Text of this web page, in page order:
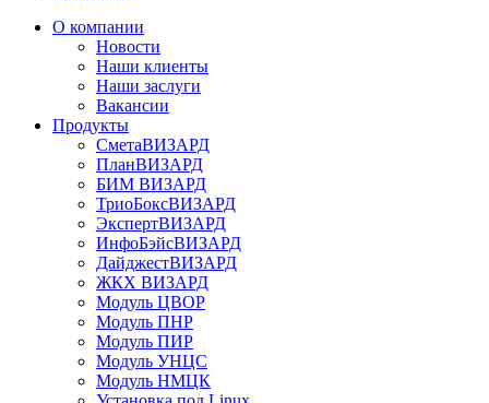
О компании
Новости
Наши клиенты
Наши заслуги
Вакансии
Продукты
СметаВИЗАРД
ПланВИЗАРД
БИМ ВИЗАРД
ТриоБоксВИЗАРД
ЭкспертВИЗАРД
ИнфоБэйсВИЗАРД
ДайджестВИЗАРД
ЖКХ ВИЗАРД
Модуль ЦВОР
Модуль ПНР
Модуль ПИР
Модуль УНЦС
Модуль НМЦК